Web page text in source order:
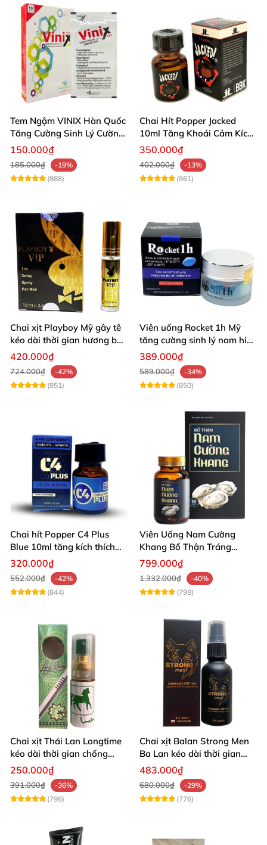
Tem Ngậm VINIX Hàn Quốc
Tăng Cường Sinh Lý Cường
Dương
150.000₫
185.000₫
-19%
(888)
Chai Hít Popper Jacked
10ml Tăng Khoái Cảm Kích
Thích Mạnh
350.000₫
402.000₫
-13%
(861)
Chai xịt Playboy Mỹ gây tê
kéo dài thời gian hương bạc
hà
420.000₫
724.000₫
-42%
(851)
Viên uống Rocket 1h Mỹ
tăng cường sinh lý nam hiệu
quả
389.000₫
589.000₫
-34%
(850)
Chai hít Popper C4 Plus
Blue 10ml tăng kích thích
quan hệ mạnh mẽ
320.000₫
552.000₫
-42%
(844)
Viên Uống Nam Cường
Khang Bổ Thận Tráng
Dương Kéo Dài Thời Gian
799.000₫
1.332.000₫
-40%
(798)
Chai xịt Thái Lan Longtime
kéo dài thời gian chống
xuất tinh sớm
250.000₫
391.000₫
-36%
(796)
Chai xịt Balan Strong Men
Ba Lan kéo dài thời gian
quan hệ
483.000₫
680.000₫
-29%
(776)